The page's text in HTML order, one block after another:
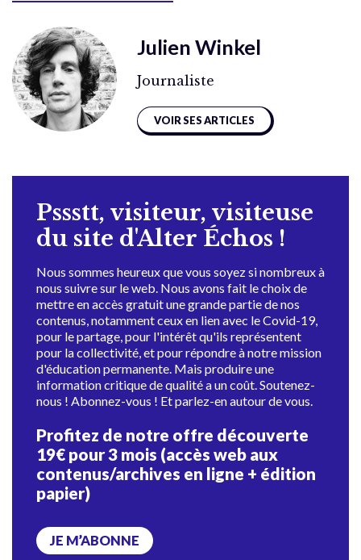
Julien Winkel
Journaliste
VOIR SES ARTICLES
Pssstt, visiteur, visiteuse
du site d'Alter Échos !
Nous sommes heureux que vous soyez si nombreux à
nous suivre sur le web. Nous avons fait le choix de
mettre en accès gratuit une grande partie de nos
contenus, notamment ceux en lien avec le Covid-19,
pour le partage, pour l'intérêt qu'ils représentent
pour la collectivité, et pour répondre à notre mission
d'éducation permanente. Mais produire une
information critique de qualité a un coût. Soutenez-
nous ! Abonnez-vous ! Et parlez-en autour de vous.
Profitez de notre offre découverte
19€ pour 3 mois (accès web aux
contenus/archives en ligne + édition
papier)
JE M’ABONNE